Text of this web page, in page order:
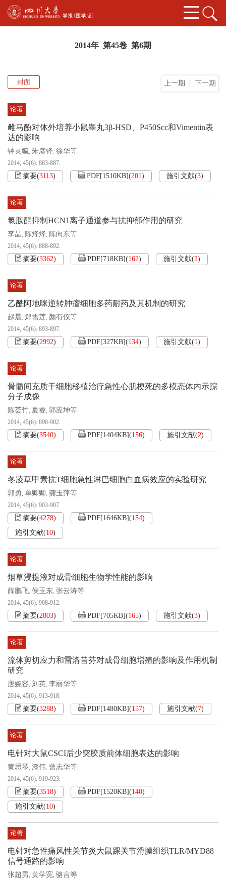
2014年 第45卷 第6期
上一期 下一期
封面
论著
雌马酚对体外培养小鼠睾丸3β-HSD、P450Scc和Vimentin表
达的影响
钟灵毓, 朱彦锋, 徐华等
2014, 45(6): 883-887.
摘要(3113) PDF[1510KB](201) 施引文献(3)
论著
氯胺酮抑制HCN1离子通道参与抗抑郁作用的研究
李晶, 陈烽烽, 陈向东等
2014, 45(6): 888-892.
摘要(3362) PDF[718KB](162) 施引文献(2)
论著
乙酰阿地咪逆转肿瘤细胞多药耐药及其机制的研究
赵晨, 郑雪莲, 颜有仪等
2014, 45(6): 893-897.
摘要(2992) PDF[327KB](134) 施引文献(1)
论著
骨髓间充质干细胞移植治疗急性心肌梗死的多模态体内示踪
分子成像
陈荟竹, 夏睿, 郭应坤等
2014, 45(6): 898-902.
摘要(3540) PDF[1404KB](156) 施引文献(2)
论著
冬凌草甲素抗T细胞急性淋巴细胞白血病效应的实验研究
郭勇, 单卿卿, 龚玉萍等
2014, 45(6): 903-907.
摘要(4278) PDF[1646KB](154)
施引文献(10)
论著
烟草浸提液对成骨细胞生物学性能的影响
薛鹏飞, 侯玉东, 张云涛等
2014, 45(6): 908-912.
摘要(2803) PDF[705KB](165) 施引文献(3)
论著
流体剪切应力和雷洛昔芬对成骨细胞增殖的影响及作用机制
研究
唐婉容, 刘英, 李丽华等
2014, 45(6): 913-918.
摘要(3288) PDF[1480KB](157) 施引文献(7)
论著
电针对大鼠CSCI后少突胶质前体细胞表达的影响
黄思琴, 漆伟, 曾志华等
2014, 45(6): 919-923.
摘要(3518) PDF[1520KB](140)
施引文献(10)
论著
电针对急性痛风性关节炎大鼠踝关节滑膜组织TLR/MYD88
信号通路的影响
张超男, 黄学宽, 骆言等